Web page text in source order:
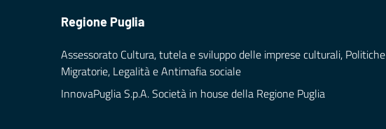
Regione Puglia
Assessorato Cultura, tutela e sviluppo delle imprese culturali, Politiche
Migratorie, Legalità e Antimafia sociale
InnovaPuglia S.p.A. Società in house della Regione Puglia